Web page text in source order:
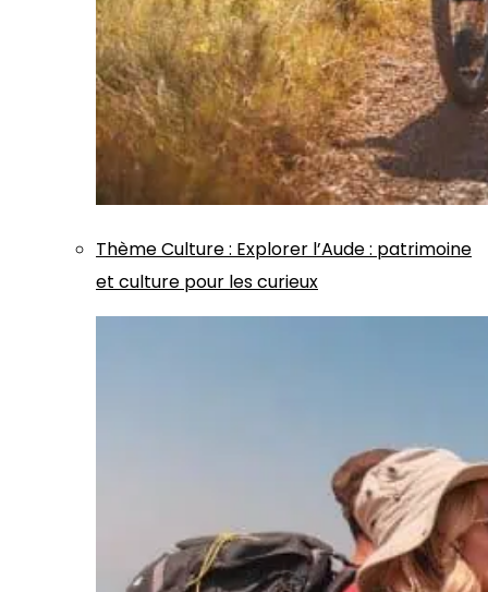
ThèmeCulture: Explorer l’Aude : patrimoine
et culture pour les curieux